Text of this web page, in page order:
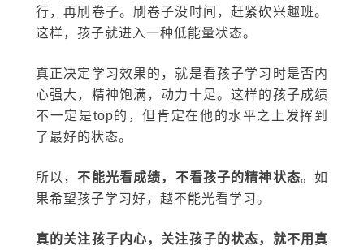
行，再刷卷子。刷卷子没时间，赶紧砍兴趣班。
这样，孩子就进入一种低能量状态。
真正决定学习效果的，就是看孩子学习时是否内
心强大，精神饱满，动力十足。这样的孩子成绩
不一定是top的，但肯定在他的水平之上发挥到
了最好的状态。
所以，不能光看成绩，不看孩子的精神状态。如
果希望孩子学习好，越不能光看学习。
真的关注孩子内心，关注孩子的状态，就不用真